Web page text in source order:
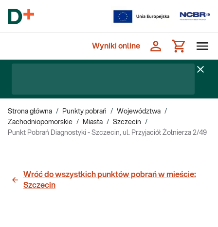
Wyniki online
Strona główna / Punkty pobrań / Województwa /
Zachodniopomorskie / Miasta / Szczecin
/
Punkt Pobrań Diagnostyki - Szczecin, ul. Przyjaciół Żołnierza 2/49
Wróć do wszystkich punktów pobrań w mieście:
Szczecin